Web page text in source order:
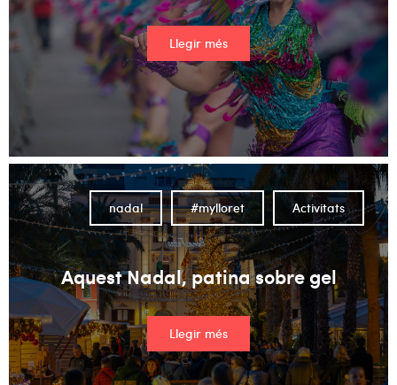
Llegir més
Aquest Nadal, patina sobre gel
Llegir més
Activitats
#mylloret
nadal